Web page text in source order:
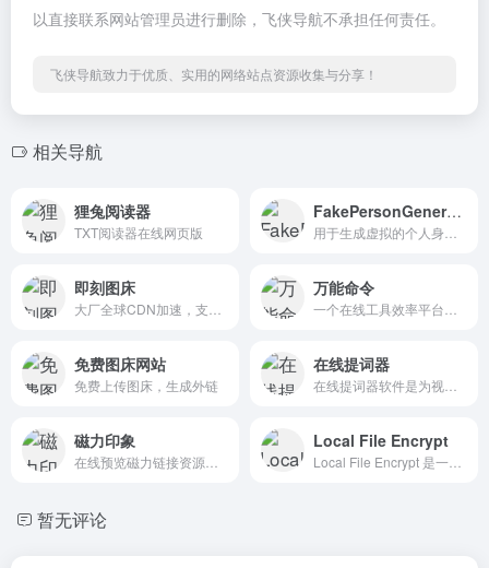
以直接联系网站管理员进行删除，飞侠导航不承担任何责任。
飞侠导航致力于优质、实用的网络站点资源收集与分享！
相关导航
狸兔阅读器
TXT阅读器在线网页版
FakePersonGenerator
即刻图床 万能命令
免费图床网站
免费上传图床，生成外链
在线提词器
磁力印象 Local File Encrypt
暂无评论